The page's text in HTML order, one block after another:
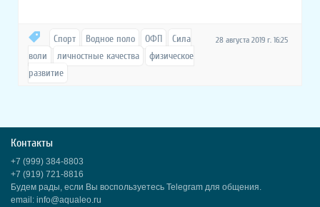
28 августа 2019 г. 16:25
Спорт Водное поло ОФП
Сила
воли
личностные качества
физическое
развитие
Контакты
+7 (999) 384-8803
+7 (919) 721-8816
Будем рады, если Вы воспользуетесь Telegram для общения.
email: info@aqualeo.ru